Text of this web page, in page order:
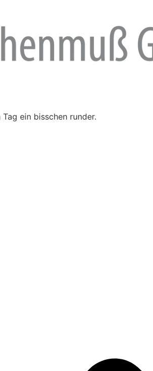
ein bisschen runder.